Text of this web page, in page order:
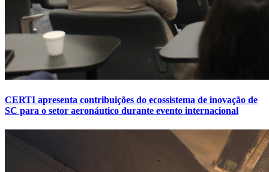
CERTI apresenta contribuições do ecossistema de inovação de
SC para o setor aeronáutico durante evento internacional